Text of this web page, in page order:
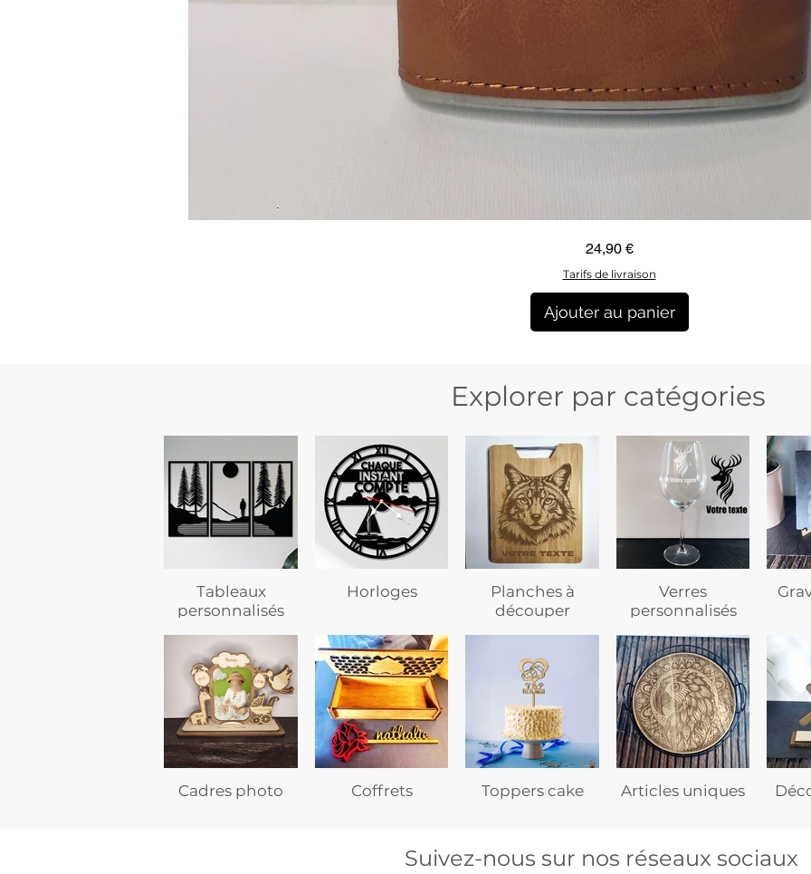
Aperçu rapide
Prix
24,90 €
Tarifs de livraison
Ajouter au panier
Explorer par catégories
Tableaux
personnalisés
Horloges
Planches à
découper
Verres
personnalisés
Cadres photo Coffrets Toppers cake Articles uniques
Suivez-nous sur nos réseaux sociaux